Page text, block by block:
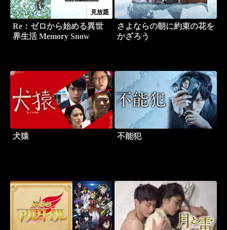
見放題
Re：ゼロから始める異世
界生活 Memory Snow
さよならの朝に約束の花を
かざろう
犬猿 不能犯